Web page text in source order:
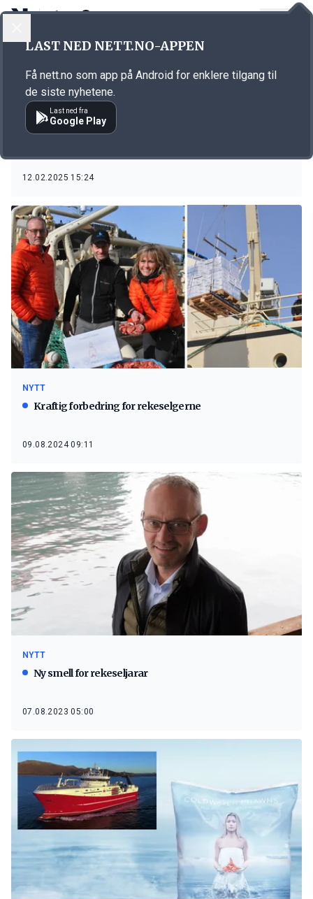
Emne: Coldwater Prawns of
Norway
KORT FORTALT
12.02.2025 15:24
NYTT
Kraftig forbedring for rekeselgerne
09.08.2024 09:11
NYTT
Ny smell for rekeseljarar
07.08.2023 05:00
LAST NED NETT.NO-APPEN
Få nett.no som app på Android for enklere tilgang til
de siste nyhetene.
Last ned fra
Google Play